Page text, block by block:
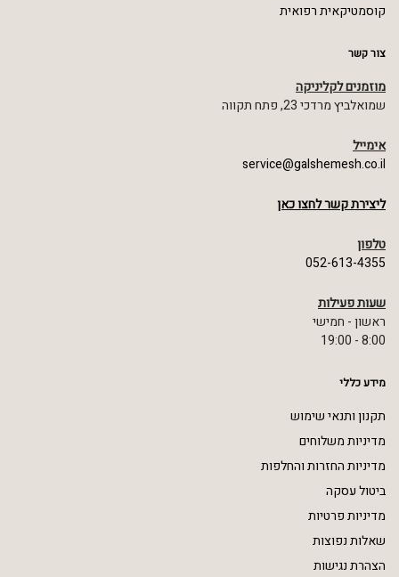
קוסמטיקאית רפואית
צור קשר
מוזמנים לקליניקה
שמואלביץ מרדכי 23, פתח תקווה
אימייל
service@galshemesh.co.il
ליצירת קשר לחצו כאן
טלפון
052-613-4355
שעות פעילות
ראשון - חמישי
8:00 - 19:00
מידע כללי
תקנון ותנאי שימוש
מדיניות משלוחים
מדיניות החזרות והחלפות
ביטול עסקה
מדיניות פרטיות
שאלות נפוצות
הצהרת נגישות